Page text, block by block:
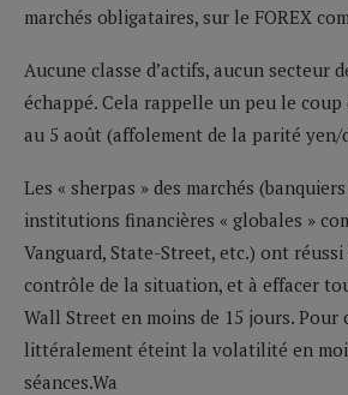
marchés obligataires, sur le FOREX
Aucune classe d’actifs, aucun secteur
échappé. Cela rappelle un peu le coup
au 5 août (affolement de la parité yen/
Les « sherpas » des marchés
institutions financières « globales »
Vanguard, State-Street, etc.) ont
contrôle de la situation, et à effacer
Wall Street en moins de 15 jours. Pour
littéralement éteint la volatilité en
séances.Wa